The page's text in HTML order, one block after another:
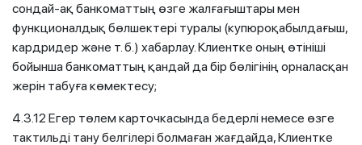
сондай-ақ банкоматтың өзге жалғағыштары мен
функционалдық бөлшектері туралы (купюроқабылдағыш,
кардридер және т. б.) хабарлау. Клиентке оның өтініші
бойынша банкоматтың қандай да бір бөлігінің орналасқан
жерін табуға көмектесу;
4.3.12 Егер төлем карточкасында бедерлі немесе өзге
тактильді тану белгілері болмаған жағдайда, Клиентке